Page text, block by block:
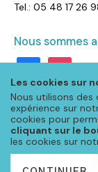
Les cookies sur
Nous utilisons des
expérience sur
cookies pour
cliquant sur le
les cookies sur
Tel.: 05 48 17 26
Nous sommes
facebookinstagram